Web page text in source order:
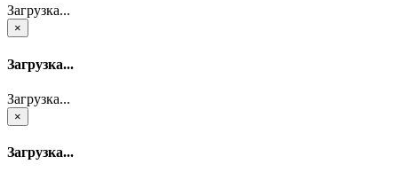
Загрузка...
×
Загрузка...
Загрузка...
×
Загрузка...